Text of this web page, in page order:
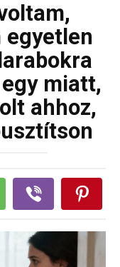
egyetlen
miatt,
ahhoz,